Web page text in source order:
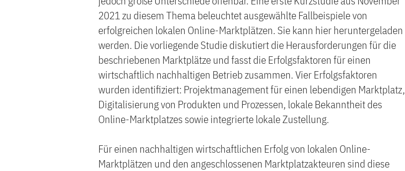
2021 zu diesem Thema beleuchtet ausgewählte Fallbeispiele von
erfolgreichen lokalen Online-Marktplätzen. Sie kann hier heruntergeladen
werden. Die vorliegende Studie diskutiert die Herausforderungen für die
beschriebenen Marktplätze und fasst die Erfolgsfaktoren für einen
wirtschaftlich nachhaltigen Betrieb zusammen. Vier Erfolgsfaktoren
wurden identifiziert: Projektmanagement für einen lebendigen Marktplatz,
Digitalisierung von Produkten und Prozessen, lokale Bekanntheit des
Online-Marktplatzes sowie integrierte lokale Zustellung.
Für einen nachhaltigen wirtschaftlichen Erfolg von lokalen Online-
Marktplätzen und den angeschlossenen Marktplatzakteuren sind diese